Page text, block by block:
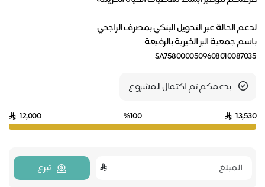
بدعمكم تم اكتمال المشروع
%100
12,000
تبرع